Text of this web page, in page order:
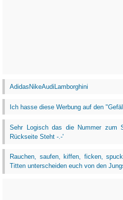
AdidasNikeAudiLamborghini
Ich hasse diese Werbung auf den
Sehr Logisch das die Nummer zum
Rückseite Steht -.-'
Rauchen, saufen, kiffen, ficken,
Titten unterscheiden euch von den